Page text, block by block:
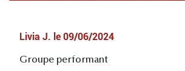
Livia J. le 09/06/2024
Groupe performant